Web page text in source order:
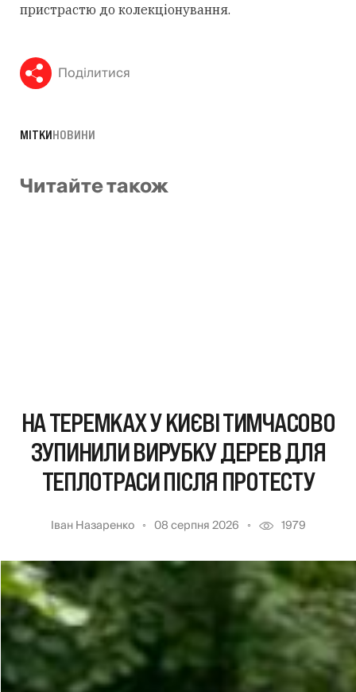
пристрастю до колекціонування.
Поділитися
МІТКИНОВИНИ
Читайте також
НА ТЕРЕМКАХ У КИЄВІ ТИМЧАСОВО
ЗУПИНИЛИ ВИРУБКУ ДЕРЕВ ДЛЯ
ТЕПЛОТРАСИ ПІСЛЯ ПРОТЕСТУ
Іван Назаренко 08 серпня 2026 1979